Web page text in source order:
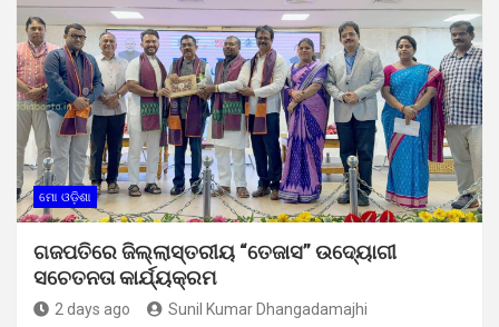
ମୋ ଓଡ଼ିଶା
ଗଜପତିରେ ଜିଲ୍ଲାସ୍ତରୀୟ “ତେଜାସ” ଉଦ୍ୟୋଗୀ
ସଚେତନତା କାର୍ଯ୍ୟକ୍ରମ
2 days ago Sunil Kumar Dhangadamajhi